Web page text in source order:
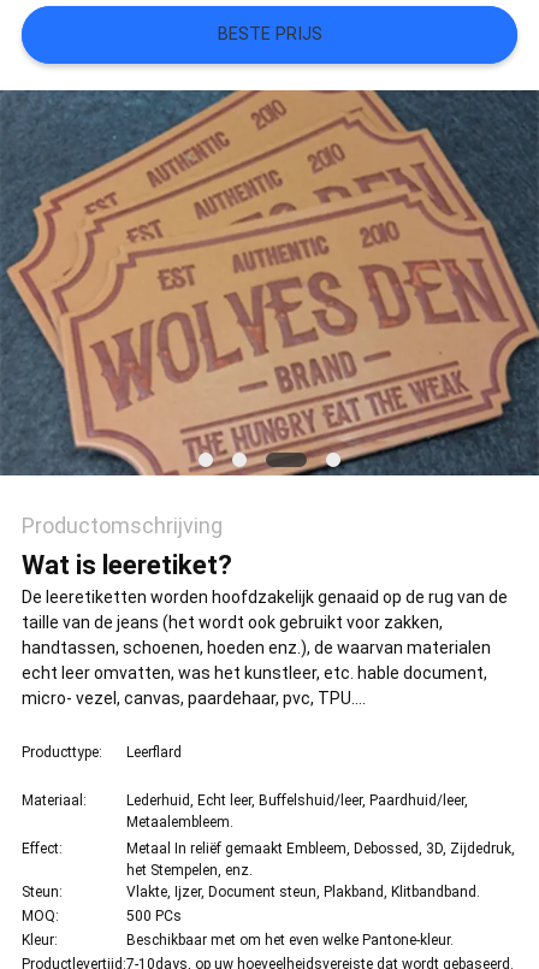
PRIVACYBELEIDBESTE PRIJS
Productomschrijving
Wat is leeretiket?
De leeretiketten worden hoofdzakelijk genaaid op de rug van de
taille van de jeans (het wordt ook gebruikt voor zakken,
handtassen, schoenen, hoeden enz.), de waarvan materialen
echt leer omvatten, was het kunstleer, etc. hable document,
micro- vezel, canvas, paardehaar, pvc, TPU….
Producttype: Leerflard
Materiaal:
Lederhuid, Echt leer, Buffelshuid/leer, Paardhuid/leer,
Metaalembleem.
Effect:
Metaal In reliëf gemaakt Embleem, Debossed, 3D, Zijdedruk,
het Stempelen, enz.
Steun:
Vlakte, Ijzer, Document steun, Plakband, Klitbandband.
MOQ:
500 PCs
Kleur:
Beschikbaar met om het even welke Pantone-kleur.
Productlevertijd:7-10days, op uw hoeveelheidsvereiste dat wordt gebaseerd.